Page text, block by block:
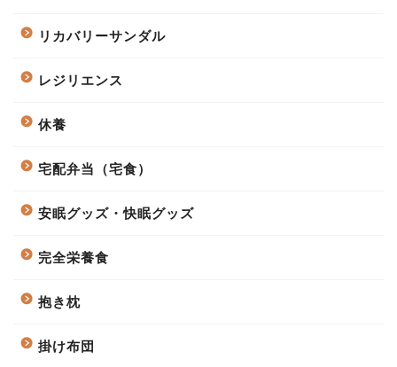
リカバリーサンダル
レジリエンス
休養
宅配弁当（宅食）
安眠グッズ・快眠グッズ
完全栄養食
抱き枕
掛け布団